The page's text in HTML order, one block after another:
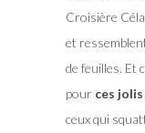
Croisière
et
de feuilles. Et
pources jolis
ceux qui